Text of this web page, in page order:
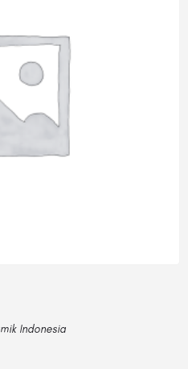
Indonesia